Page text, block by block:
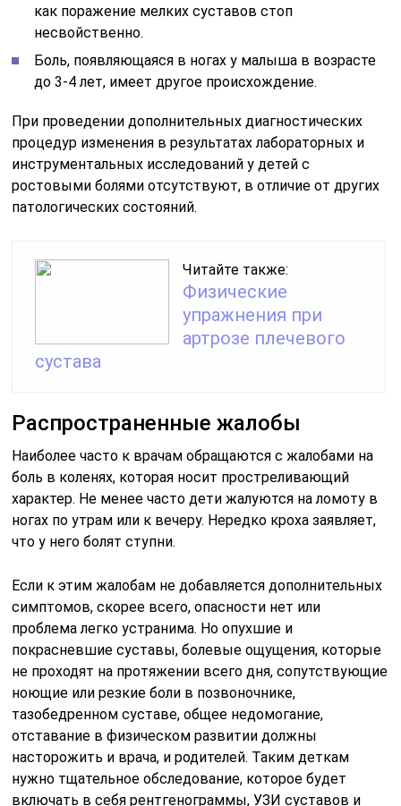
как поражение мелких суставов стоп
несвойственно.
Боль, появляющаяся в ногах у малыша в возрасте
до 3-4 лет, имеет другое происхождение.
При проведении дополнительных диагностических
процедур изменения в результатах лабораторных и
инструментальных исследований у детей с
ростовыми болями отсутствуют, в отличие от других
патологических состояний.
Читайте также:
Физические
упражнения при
артрозе плечевого
сустава
Распространенные жалобы
Наиболее часто к врачам обращаются с жалобами на
боль в коленях, которая носит простреливающий
характер. Не менее часто дети жалуются на ломоту в
ногах по утрам или к вечеру. Нередко кроха заявляет,
что у него болят ступни.
Если к этим жалобам не добавляется дополнительных
симптомов, скорее всего, опасности нет или
проблема легко устранима. Но опухшие и
покрасневшие суставы, болевые ощущения, которые
не проходят на протяжении всего дня, сопутствующие
ноющие или резкие боли в позвоночнике,
тазобедренном суставе, общее недомогание,
отставание в физическом развитии должны
насторожить и врача, и родителей. Таким деткам
нужно тщательное обследование, которое будет
включать в себя рентгенограммы, УЗИ суставов и